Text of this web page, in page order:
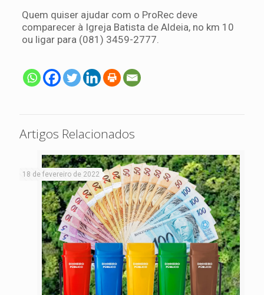
Quem quiser ajudar com o ProRec deve
comparecer à Igreja Batista de Aldeia, no km 10
ou ligar para (081) 3459-2777.
Artigos Relacionados
18 de fevereiro de 2022